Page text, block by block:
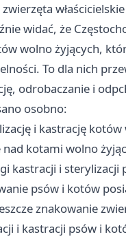
widać, że
wolno żyjących,
To dla nich
odrobaczanie i
osobno:
i kastrację
nad kotami wolno
kastracji i
psów i kotów
znakowanie
i kastracji psów i